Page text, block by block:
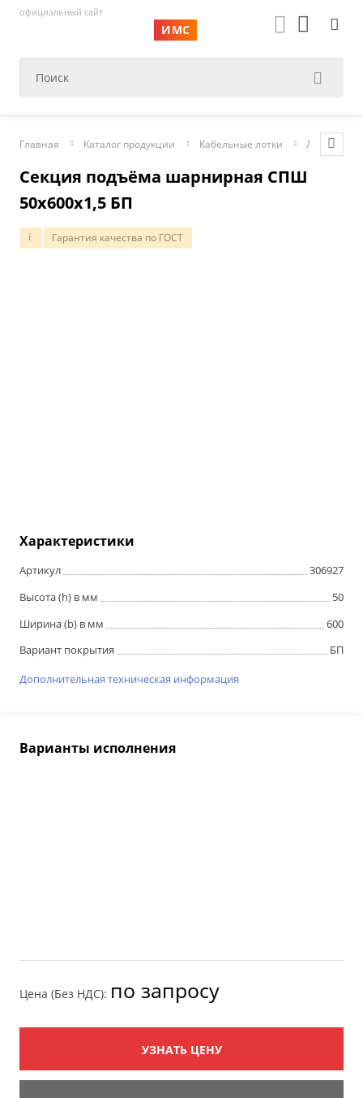
официальный сайт
ИМС
Главная Каталог продукции Кабельные лотки
Секция подъёма шарнирная СПШ
50х600х1,5 БП
i Гарантия качества по ГОСТ
Характеристики
Артикул
306927
Высота (h) в мм
50
Ширина (b) в мм
600
Вариант покрытия
БП
Дополнительная техническая информация
Варианты исполнения
Цена (Без НДС): по запросу
УЗНАТЬ ЦЕНУ